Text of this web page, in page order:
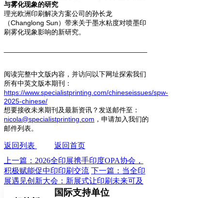
与雾化现象的研究
理光欧洲印刷解决方案公司的孙长龙
（Changlong Sun）带来关于墨水粘度对喷墨印
刷雾化现象影响的新研究。
阅读完整中文版内容，并访问以下网址探索我们
所有中英文版本期刊：
https://www.specialistprinting.com/chineseissues/spw-
2025-chinese/
想要接收未来期刊及最新资讯？发送邮件至：
nicola@specialistprinting.com ，申请加入我们的
邮件列表。
返回列表
返回首页
上一篇：2026全印展携手印度OPA协会，
积极赋能促中印印刷交流 下一篇：当全印
展遇见创新大会：新展式让印刷未来可及
国际支持单位